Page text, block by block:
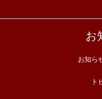
お
お知ら
ト